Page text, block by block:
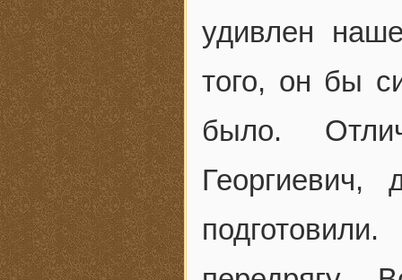
удивлен
того, он бы
было.
Георгиевич,